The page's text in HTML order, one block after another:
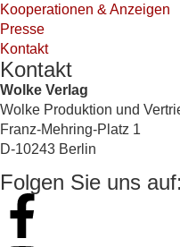
Kooperationen & Anzeigen
Presse
Kontakt
Kontakt
Wolke Verlag
Wolke Produktion und
Franz-Mehring-Platz 1
D-10243 Berlin
Folgen Sie uns auf: